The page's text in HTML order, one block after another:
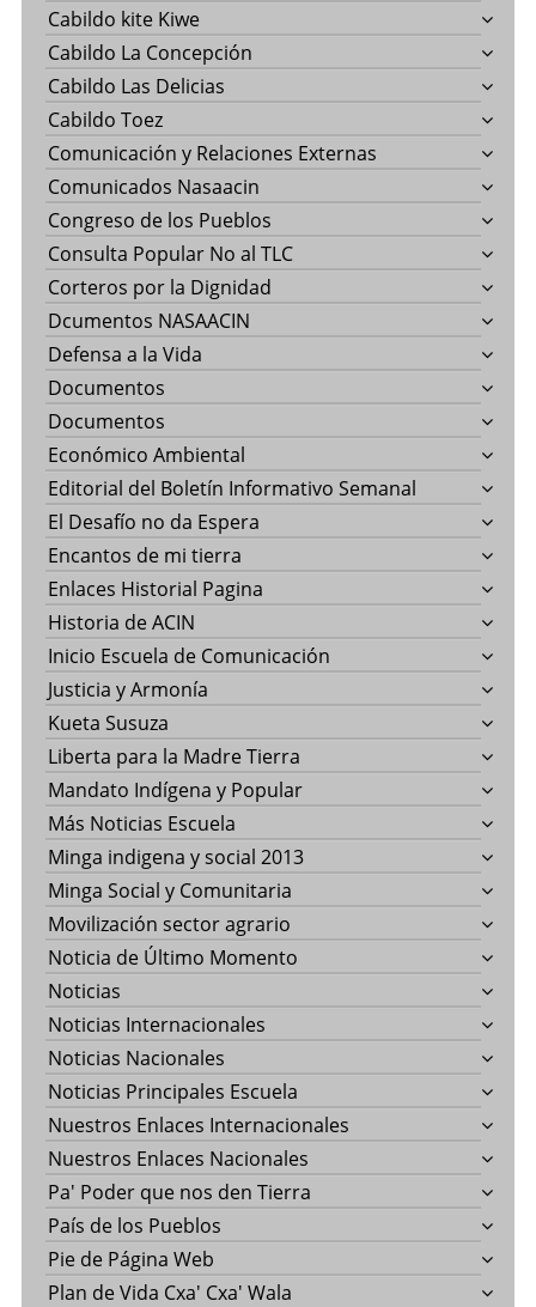
Cabildo kite Kiwe
Cabildo La Concepción
Cabildo Las Delicias
Cabildo Toez
Comunicación y Relaciones Externas
Comunicados Nasaacin
Congreso de los Pueblos
Consulta Popular No al TLC
Corteros por la Dignidad
Dcumentos NASAACIN
Defensa a la Vida
Documentos
Documentos
Económico Ambiental
Editorial del Boletín Informativo Semanal
El Desafío no da Espera
Encantos de mi tierra
Enlaces Historial Pagina
Historia de ACIN
Inicio Escuela de Comunicación
Justicia y Armonía
Kueta Susuza
Liberta para la Madre Tierra
Mandato Indígena y Popular
Más Noticias Escuela
Minga indigena y social 2013
Minga Social y Comunitaria
Movilización sector agrario
Noticia de Último Momento
Noticias
Noticias Internacionales
Noticias Nacionales
Noticias Principales Escuela
Nuestros Enlaces Internacionales
Nuestros Enlaces Nacionales
Pa' Poder que nos den Tierra
País de los Pueblos
Pie de Página Web
Plan de Vida Cxa' Cxa' Wala